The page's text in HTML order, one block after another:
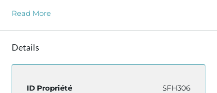
Read More
Details
ID Propriété SFH306